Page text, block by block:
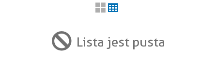
Trwające w zakresie Lista jest pusta